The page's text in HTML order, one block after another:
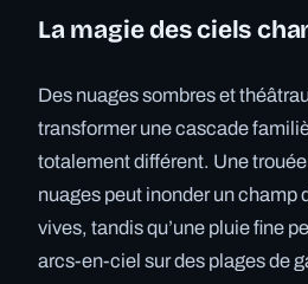
La magie des ciels
Des nuages sombres et
transformer une cascade
totalement différent. Une
nuages peut inonder un champ
vives, tandis qu’une pluie fine
arcs-en-ciel sur des plages de